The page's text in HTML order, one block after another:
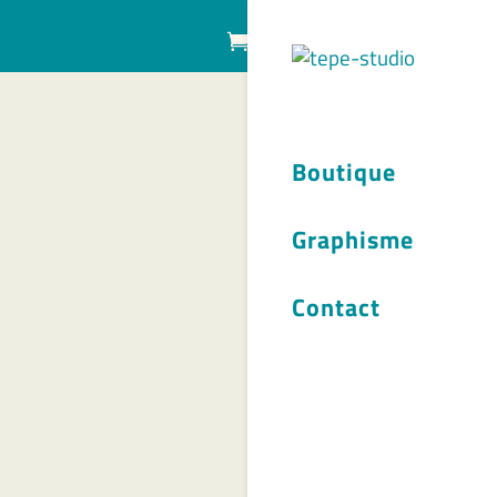
Articles 0
Boutique
Graphisme
Contact